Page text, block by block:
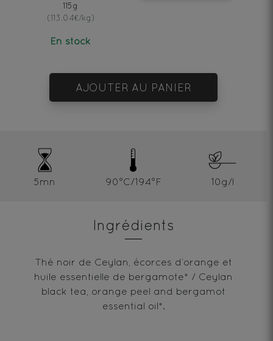
115g
(113.04€/kg)
En stock
AJOUTER AU PANIER
5mn 90°C/194°F 10g/l
Ingrédients
Thé noir de Ceylan, écorces d’orange et
huile essentielle de bergamote* / Ceylan
black tea, orange peel and bergamot
essential oil*.